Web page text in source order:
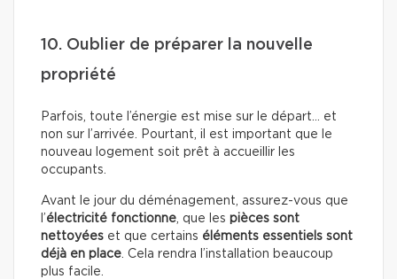
10. Oublier de préparer la nouvelle
propriété
Parfois, toute l’énergie est mise sur le départ… et
non sur l’arrivée. Pourtant, il est important que le
nouveau logement soit prêt à accueillir les
occupants.
Avant le jour du déménagement, assurez-vous que
l’électricité fonctionne, que les pièces sont
nettoyées et que certains éléments essentiels sont
déjà en place. Cela rendra l’installation beaucoup
plus facile.